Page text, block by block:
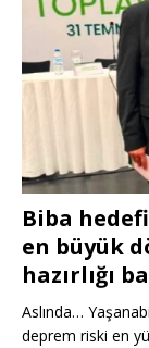
Biba
en büyük
hazırlığı
Aslında…
deprem riski en